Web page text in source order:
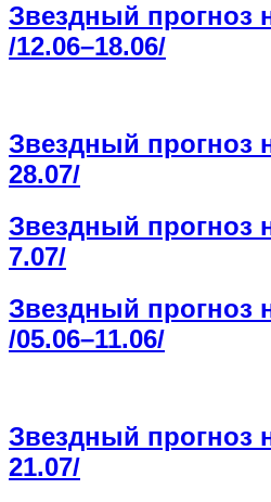
Звездный прогноз
/12.06–18.06/
Звездный прогноз
28.07/
Звездный прогноз
7.07/
Звездный прогноз
/05.06–11.06/
Звездный прогноз
21.07/